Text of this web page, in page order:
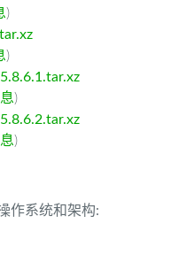
)
)
)
)
作系统和架构: